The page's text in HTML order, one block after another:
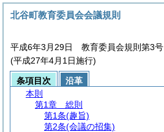
北谷町教育委員会会議規則
平成6年3月29日 教育委員会規則第3号
(平成27年4月1日施行)
条項目次
沿革
本則
第1章
総則
第1条(趣旨)
第2条(会議の招集)